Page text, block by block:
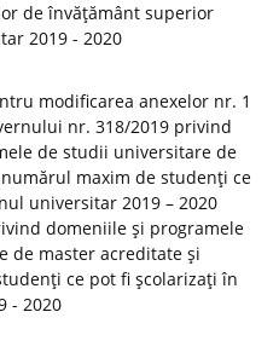
de învăţământ superior
2019 - 2020
modificarea anexelor nr. 1
nr. 318/2019 privind
de studii universitare de
maxim de studenţi ce
universitar 2019 – 2020
domeniile şi programele
de master acreditate şi
ce pot fi şcolarizaţi în
- 2020